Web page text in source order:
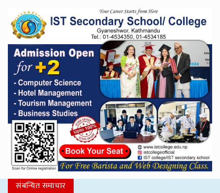
संबन्धित समाचार